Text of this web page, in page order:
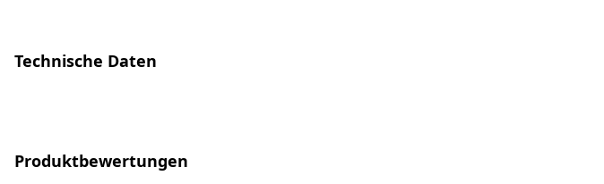
Technische Daten
Produktbewertungen